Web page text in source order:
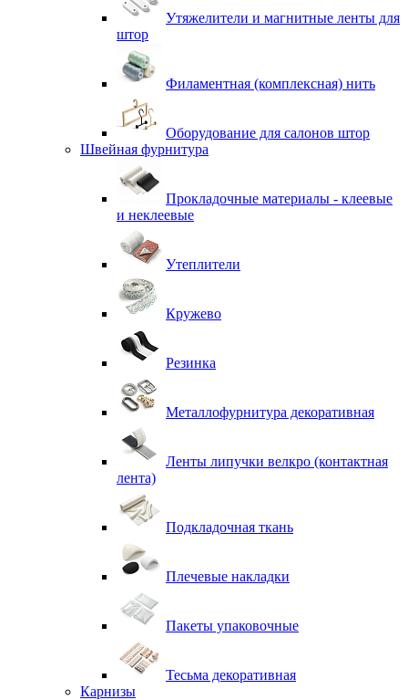
Утяжелители и магнитные ленты для
штор
Филаментная (комплексная) нить
Оборудование для салонов штор
Швейная фурнитура
Прокладочные материалы - клеевые
и неклеевые
Утеплители
Кружево
Резинка
Металлофурнитура декоративная
Ленты липучки велкро (контактная
лента)
Подкладочная ткань
Плечевые накладки
Пакеты упаковочные
Тесьма декоративная
Карнизы